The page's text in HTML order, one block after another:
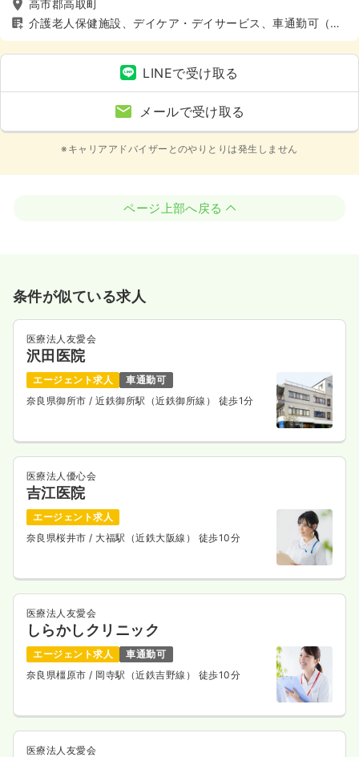
高市郡高取町
介護老人保健施設、デイケア・デイサービス、車通勤可（駐
車場有）、寮あり
LINEで受け取る
メールで受け取る
※キャリアアドバイザーとのやりとりは発生しません
ページ上部へ戻る
条件が似ている求人
医療法人友愛会
沢田医院
エージェント求人
車通勤可
奈良県御所市/ 近鉄御所駅（近鉄御所線） 徒歩1分
医療法人優心会
吉江医院
エージェント求人
奈良県桜井市/ 大福駅（近鉄大阪線） 徒歩10分
医療法人友愛会
しらかしクリニック
エージェント求人
車通勤可
奈良県橿原市/ 岡寺駅（近鉄吉野線） 徒歩10分
医療法人友愛会